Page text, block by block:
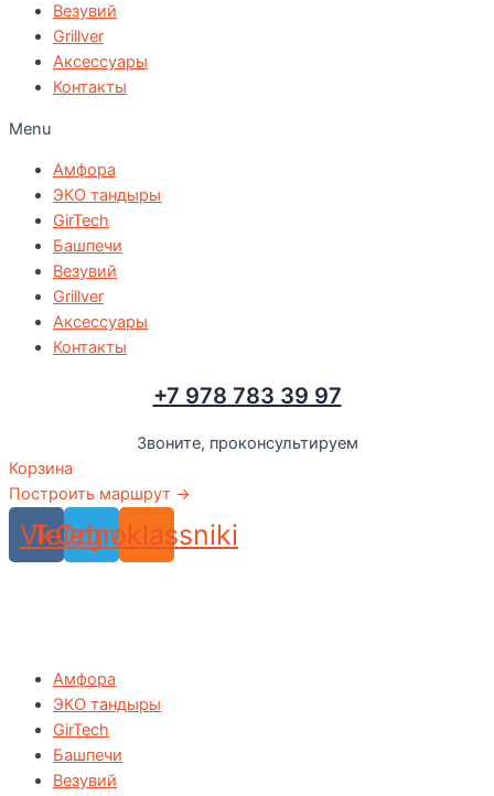
Везувий
Grillver
Аксессуары
Контакты
Menu
Амфора
ЭКО тандыры
GirTech
Башпечи
Везувий
Grillver
Аксессуары
Контакты
+7 978 783 39 97
Звоните, проконсультируем
Корзина
Построить маршрут →
Vk
Telegram
Odnoklassniki
Амфора
ЭКО тандыры
GirTech
Башпечи
Везувий